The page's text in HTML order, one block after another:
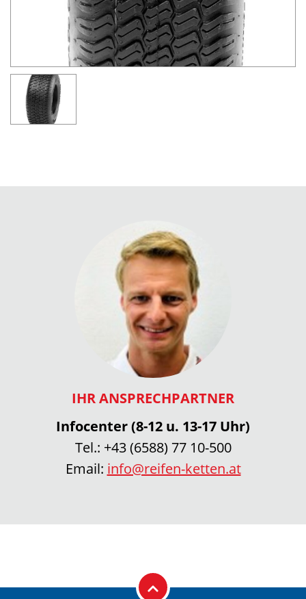
IHR ANSPRECHPARTNER
Infocenter (8-12 u. 13-17 Uhr)
Tel.: +43 (6588) 77 10-500
Email: info@reifen-ketten.at